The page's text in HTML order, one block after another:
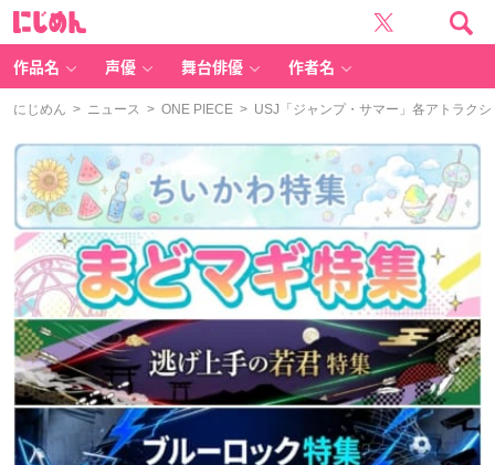
作品名 声優 舞台俳優 作者名
にじめん > ニュース > ONE PIECE > USJ「ジャンプ・サマー」各アトラク